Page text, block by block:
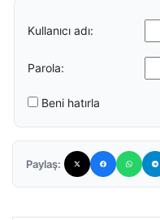
Kullanıcı adı:
Parola:
Beni hatırla
Paylaş: